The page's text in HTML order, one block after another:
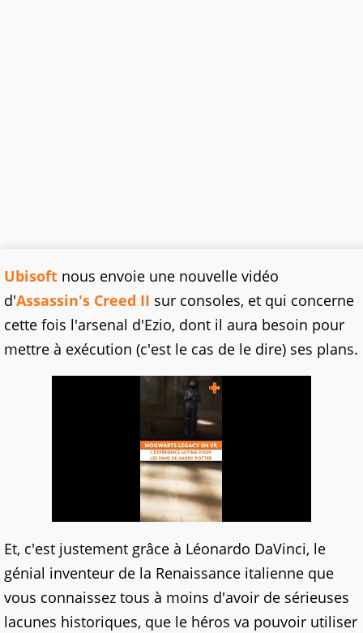
Ubisoft nous envoie une nouvelle vidéo
d'Assassin's Creed II sur consoles, et qui concerne
cette fois l'arsenal d'Ezio, dont il aura besoin pour
mettre à exécution (c'est le cas de le dire) ses plans.
Et, c'est justement grâce à Léonardo DaVinci, le
génial inventeur de la Renaissance italienne que
vous connaissez tous à moins d'avoir de sérieuses
lacunes historiques, que le héros va pouvoir utiliser